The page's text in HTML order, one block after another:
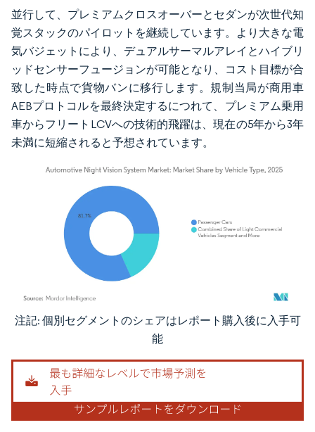
並行して、プレミアムクロスオーバーとセダンが次世代知
覚スタックのパイロットを継続しています。より大きな電
気バジェットにより、デュアルサーマルアレイとハイブリ
ッドセンサーフュージョンが可能となり、コスト目標が合
致した時点で貨物バンに移行します。規制当局が商用車
AEBプロトコルを最終決定するにつれて、プレミアム乗用
車からフリートLCVへの技術的飛躍は、現在の5年から3年
未満に短縮されると予想されています。
画像 © Mordor Intelligence。再利用にはCC BY 4.0の表示が必要です。
注記: 個別セグメントのシェアはレポート購入後に入手可
能